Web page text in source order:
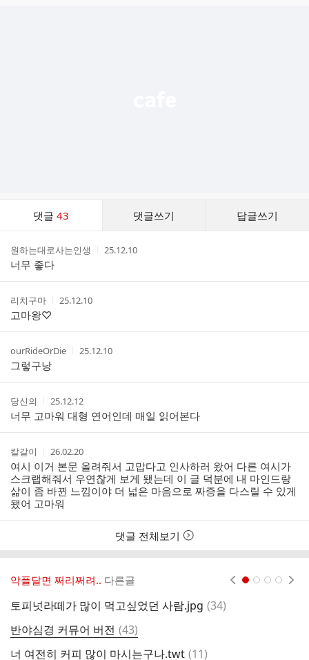
댓글43 댓글쓰기 답글쓰기
스
작
성
자
원하는대로사는인생
작
간
25.12.10
너무 좋다
작
성
자
리치구마
작
간
25.12.10
고마왕♡
작
성
자
ourRideOrDie
작
간
25.12.10
그렇구낭
작
성
자
당신의
작
성
시
간
25.12.12
너무 고마워 대형 연어인데 매일 읽어본다
작
성
자
칼갈이
작
성
시
간
26.02.20
여시 이거 본문 올려줘서 고맙다고 인사하러 왔어 다른 여시가
스크랩해줘서 우연찮게 보게 됐는데 이 글 덕분에 내 마인드랑
삶이 좀 바뀐 느낌이야 더 넓은 마음으로 짜증을 다스릴 수 있게
됐어 고마워
댓글 전체보기
악플달면 쩌리쩌려.. 다른글
토피넛라떼가 많이 먹고싶었던 사람.jpg 댓
(34)
반야심경 커뮤어 버전 댓
글
(43)
너 여전히 커피 많이 마시는구나.twt 댓
(11)